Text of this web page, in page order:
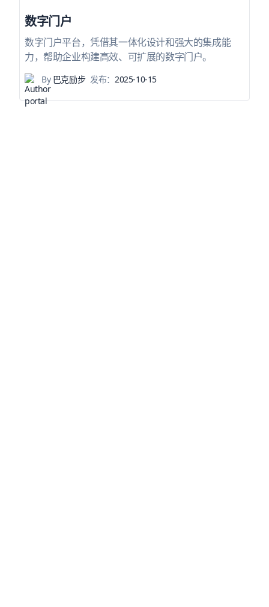
数字门户
数字门户平台，凭借其一体化设计和强大的集成能
力，帮助企业构建高效、可扩展的数字门户。
By巴克励步 发布：2025-10-15